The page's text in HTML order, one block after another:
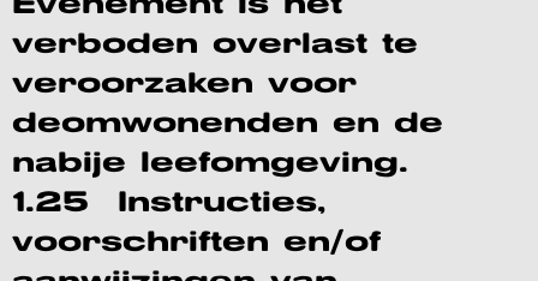
verboden overlast te
veroorzaken voor
deomwonenden en de
nabije leefomgeving.
1.25 Instructies,
voorschriften en/of